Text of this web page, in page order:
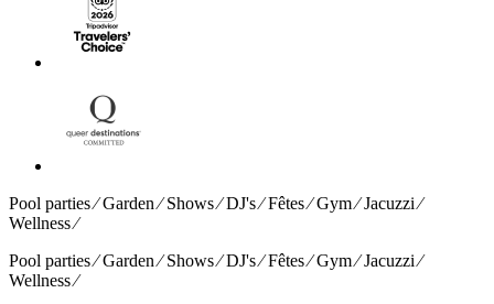
Pool parties ⁄ Garden ⁄ Shows ⁄ DJ's ⁄ Fêtes ⁄ Gym ⁄ Jacuzzi ⁄
Wellness ⁄
Pool parties ⁄ Garden ⁄ Shows ⁄ DJ's ⁄ Fêtes ⁄ Gym ⁄ Jacuzzi ⁄
Wellness ⁄